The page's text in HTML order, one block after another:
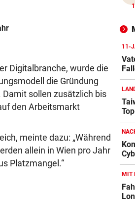
Digitalbranche, wurde die
die Gründung
sollen zusätzlich bis
den Arbeitsmarkt
meinte dazu: „Während
allein in Wien pro Jahr
Platzmangel.“
11-
MIT